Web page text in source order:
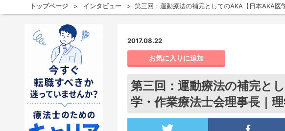
トップページ インタビュー 第三回：運動療法の補完としてのAKA【日本AKA
2017.08.22
お気に入りに追加
第三回：運動療法の補完と
学・作業療法士会理事長｜